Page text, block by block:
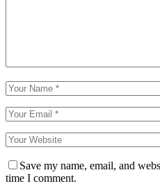
Save my name, email, and
time I comment.